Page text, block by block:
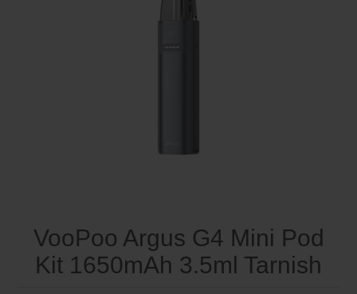
VooPoo Argus G4 Mini Pod
Kit 1650mAh 3.5ml Tarnish